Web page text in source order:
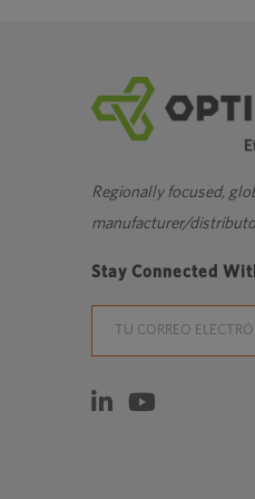
Regionally focused,
manufacturer/
Stay Connected